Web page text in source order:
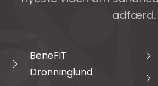
adfærd.
BeneFiT
Dronninglund